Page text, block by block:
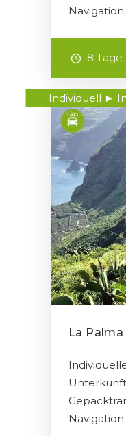
8 Tage
Individuell ►
La Palma